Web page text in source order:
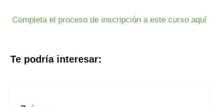
Completa el proceso de inscripción a este curso aquí
Te podría interesar: